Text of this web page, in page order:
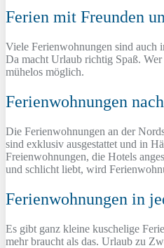
Ferien mit Freunden
Viele Ferienwohnungen sind auch
Da macht Urlaub richtig Spaß.
mühelos möglich.
Ferienwohnungen
Die Ferienwohnungen an der
sind exklusiv ausgestattet und in
Freienwohnungen, die Hotels
und schlicht liebt, wird
Ferienwohnungen in
Es gibt ganz kleine kuschelige
mehr braucht als das. Urlaub zu